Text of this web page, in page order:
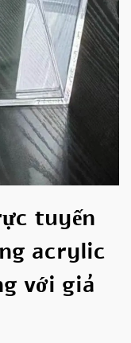
tuyến
acrylic
với giá